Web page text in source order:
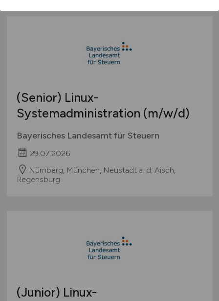
(Senior) Linux-
Systemadministration (m/w/d)
Bayerisches Landesamt für Steuern
29.07.2026
Nürnberg, München, Neustadt a. d. Aisch,
Regensburg
(Junior) Linux-